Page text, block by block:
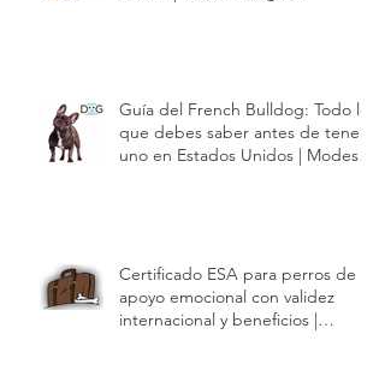
Guía del French Bulldog: Todo lo
que debes saber antes de tener
uno en Estados Unidos | Modest
Certificado ESA para perros de
apoyo emocional con validez
internacional y beneficios |